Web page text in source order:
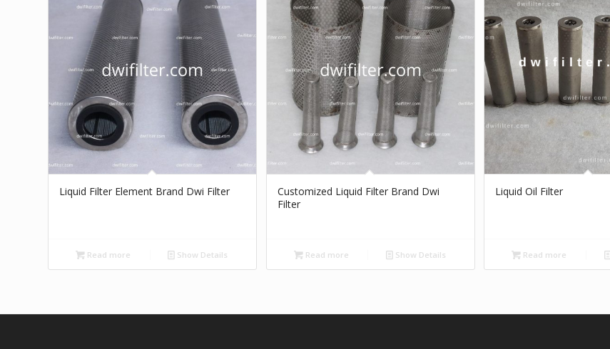
Liquid Filter Element Brand Dwi Filter
Read more Show Details
Customized Liquid Filter Brand Dwi
Filter
Read more Show Details
Liquid Oil Filter
Read more